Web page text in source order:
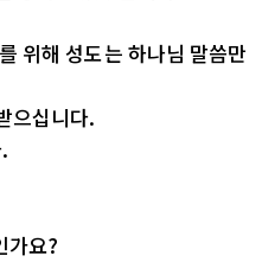
위해 성도는 하나님 말씀만
으십니다.
가요?